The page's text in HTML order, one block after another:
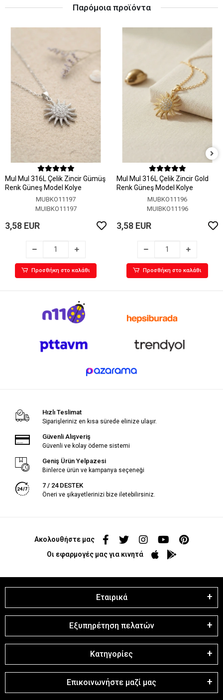
Παρόμοια προϊόντα
MuI MuI 316L Çelik Zincir Gümüş
Renk Güneş Model Kolye
MUBKO11197
MUIBKO11197
3,58 EUR
Προσθήκη στο καλάθι
MuI MuI 316L Çelik Zincir Gold
Renk Güneş Model Kolye
MUBKO11196
MUIBKO11196
3,58 EUR
Προσθήκη στο καλάθι
Hızlı Teslimat
Siparişleriniz en kısa sürede elinize ulaşır.
Güvenli Alışveriş
Güvenli ve kolay ödeme sistemi
Geniş Ürün Yelpazesi
Binlerce ürün ve kampanya seçeneği
7 / 24 DESTEK
Öneri ve şikayetlerinizi bize iletebilirsiniz.
Ακολουθήστε μας
Οι εφαρμογές μας για κινητά
Εταιρικά
Εξυπηρέτηση πελατών
Κατηγορίες
Επικοινωνήστε μαζί μας